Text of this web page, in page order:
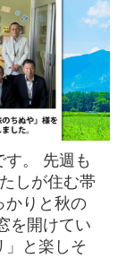
。 先週も
しが住む帯
かりと秋の
を開けてい
」と楽しそ